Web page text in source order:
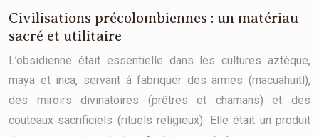
Civilisations précolombiennes : un matériau
sacré et utilitaire
L’obsidienne était essentielle dans les cultures aztèque,
maya et inca, servant à fabriquer des armes (macuahuitl),
des miroirs divinatoires (prêtres et chamans) et des
couteaux sacrificiels (rituels religieux). Elle était un produit